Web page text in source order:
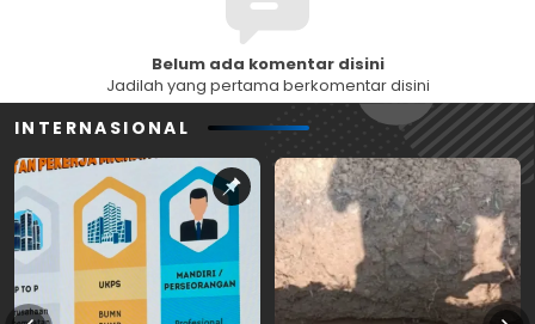
Belum ada komentar disini
Jadilah yang pertama berkomentar disini
INTERNASIONAL